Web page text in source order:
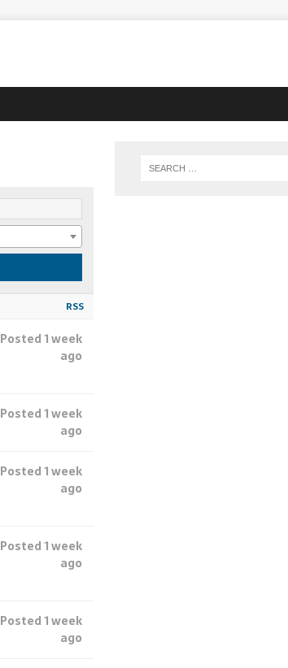
RSS
Posted 1 week
ago
Posted 1 week
ago
Posted 1 week
ago
Posted 1 week
ago
Posted 1 week
ago